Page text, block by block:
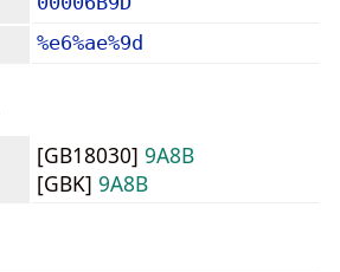
%e6%ae%9d
[GB18030] 9A8B
[GBK] 9A8B